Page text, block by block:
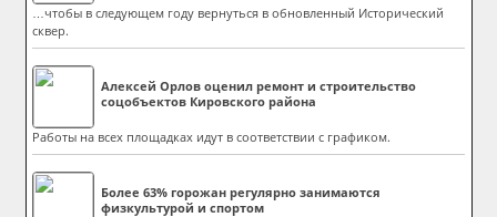
…чтобы в следующем году вернуться в обновленный Исторический
сквер.
Алексей Орлов оценил ремонт и строительство
соцобъектов Кировского района
Работы на всех площадках идут в соответствии с графиком.
Более 63% горожан регулярно занимаются
физкультурой и спортом